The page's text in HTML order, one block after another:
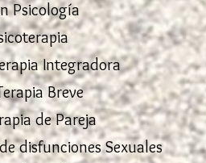
Psicología
Integradora
Breve
de Pareja
disfunciones Sexuales